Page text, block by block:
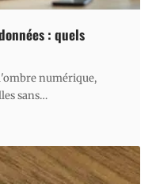
: quels
numérique,
sans…